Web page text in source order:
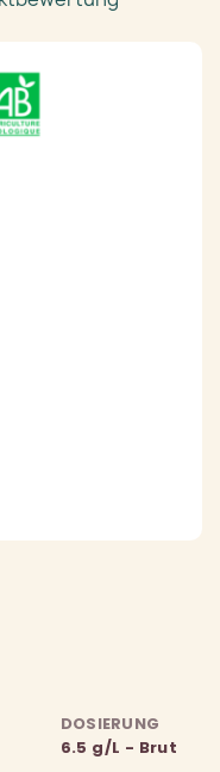
DOSIERUNG
6.5 g/L - Brut